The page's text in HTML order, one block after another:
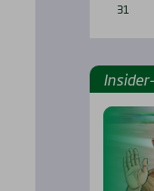
31